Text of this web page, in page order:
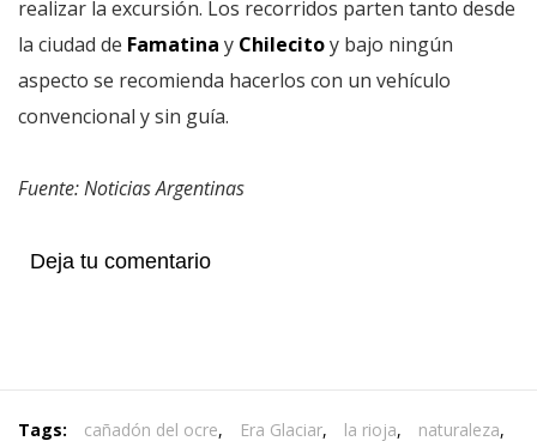
realizar la excursión. Los recorridos parten tanto desde
la ciudad de Famatina y Chilecitoy bajo ningún
aspecto se recomienda hacerlos con un vehículo
convencional y sin guía.
Fuente: Noticias Argentinas
Deja tu comentario
Tags: cañadón del ocre, Era Glaciar, la rioja, naturaleza,